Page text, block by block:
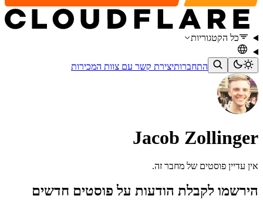
כל הקטגוריות
התחברותיצירת קשר עם צוות המכירות
Jacob Zollinger
אין עדיין פוסטים של מחבר זה.
הירשמו לקבלת הודעות על פוסטים חדשים